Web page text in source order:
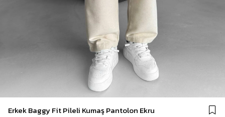
Erkek Baggy Fit Pileli Kumaş Pantolon Ekru